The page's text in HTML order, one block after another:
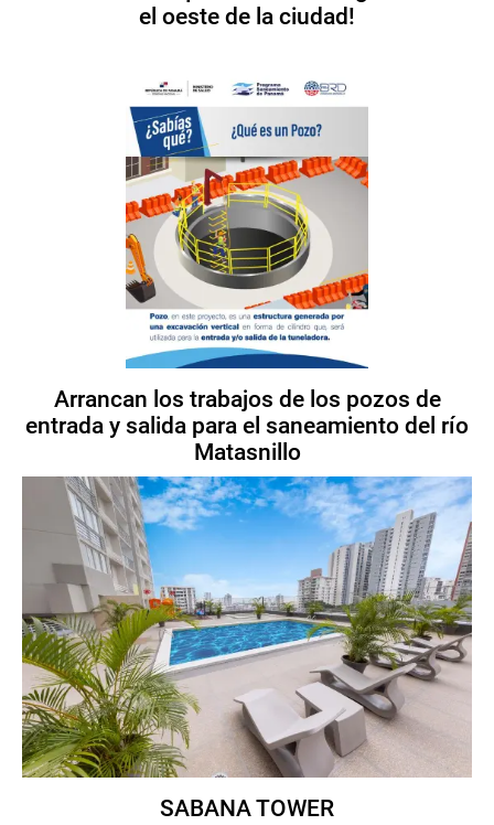
el oeste de la ciudad!
Arrancan los trabajos de los pozos de
entrada y salida para el saneamiento del río
Matasnillo
SABANA TOWER